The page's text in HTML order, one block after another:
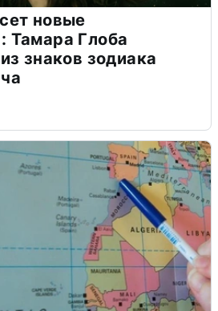
новые
Тамара Глоба
знаков зодиака